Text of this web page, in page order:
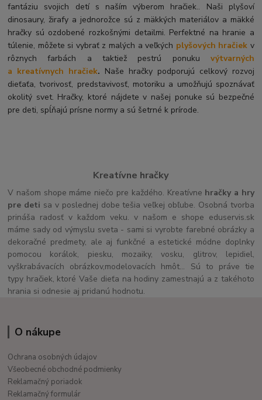
fantáziu svojich detí s naším výberom hračiek.. Naši plyšoví
dinosaury, žirafy a jednorožce sú z mäkkých materiálov a mäkké
hračky sú ozdobené rozkošnými detailmi. Perfektné na hranie a
túlenie, môžete si vybrať z malých a veľkých plyšových hračiek v
rôznych farbách a taktiež pestrú ponuku výtvarných
a kreatívnych hračiek. Naše hračky podporujú celkový rozvoj
dieťaťa, tvorivosť, predstavivosť, motoriku a umožňujú spoznávať
okolitý svet. Hračky, ktoré nájdete v našej ponuke sú bezpečné
pre deti, spĺňajú prísne normy a sú šetrné k prírode.
Kreatívne hračky
V našom shope máme niečo pre každého. Kreatívne hračky a hry
pre deti sa v poslednej dobe tešia veľkej obľube. Osobná tvorba
prináša radosť v každom veku. v našom e shope eduservis.sk
máme sady od výmyslu sveta - sami si vyrobte farebné obrázky a
dekoračné predmety, ale aj funkčné a estetické módne doplnky
pomocou korálok, piesku, mozaiky, vosku, glitrov, lepidiel,
vyškrabávacích obrázkov,modelovacích hmôt... Sú to práve tie
typy hračiek, ktoré Vaše dieťa na hodiny zamestnajú a z takéhoto
hrania si odnesie aj pridanú hodnotu.
O nákupe
Ochrana osobných údajov
Všeobecné obchodné podmienky
Reklamačný poriadok
Reklamačný formulár